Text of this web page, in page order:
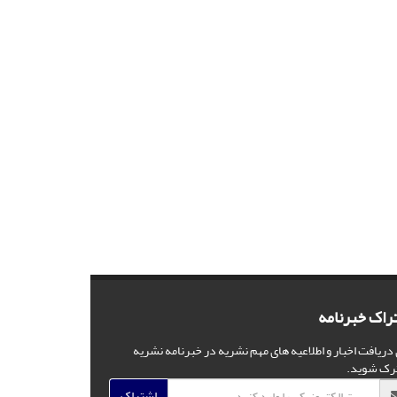
خبرنامه
دریافت اخبار و اطلاعیه های مهم نشریه در خبرنامه نشریه
شوید.